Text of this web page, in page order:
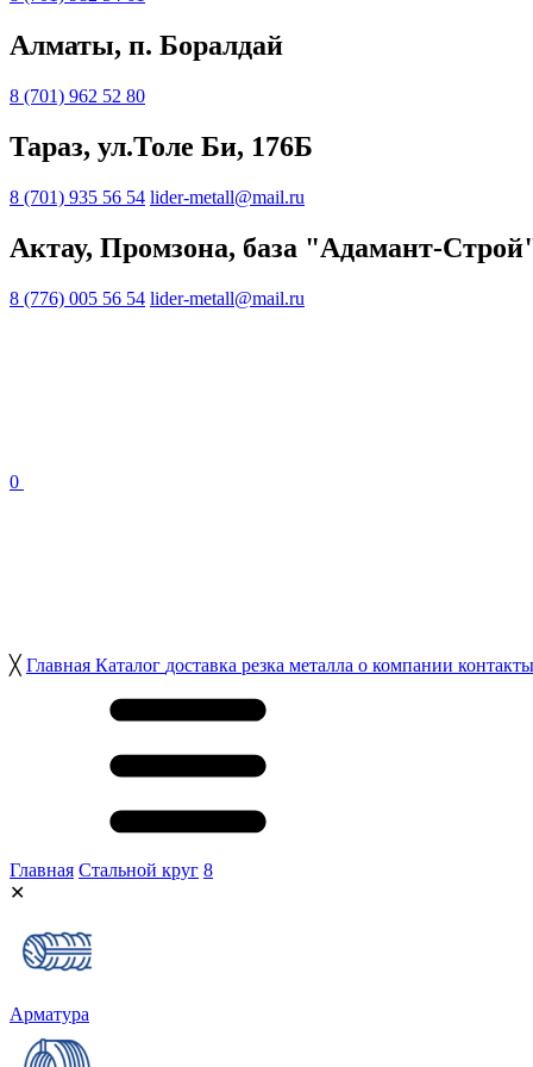
Алматы, п. Боралдай
8 (701) 962 52 80
Тараз, ул.Толе Би, 176Б
8 (701) 935 56 54 lider-metall@mail.ru
Актау, Промзона, база "Адамант-
8 (776) 005 56 54 lider-metall@mail.ru
0
╳ Главная Каталог доставка резка металла о компании контакты
Главная Стальной круг 8
✕
Арматура